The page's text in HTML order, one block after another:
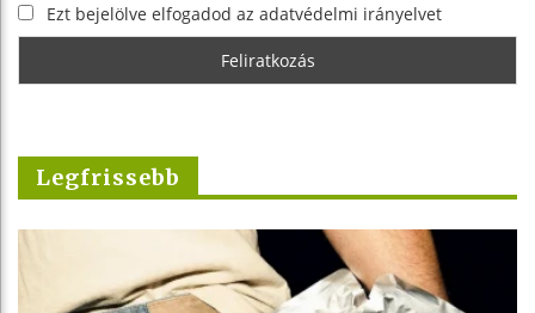
Ezt bejelölve elfogadod az adatvédelmi irányelvet
Legfrissebb